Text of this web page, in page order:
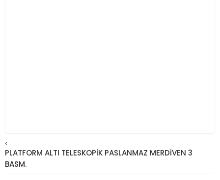
<
PLATFORM ALTI TELESKOPİK PASLANMAZ MERDİVEN 3
BASM.